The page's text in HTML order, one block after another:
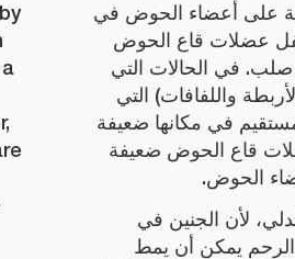
على أعضاء الحوض في
عضلات قاع الحوض
في الحالات التي
واللفافات) التي
في مكانها ضعيفة
قاع الحوض ضعيفة
الحوض.
لأن الجنين في
يمكن أن يمط